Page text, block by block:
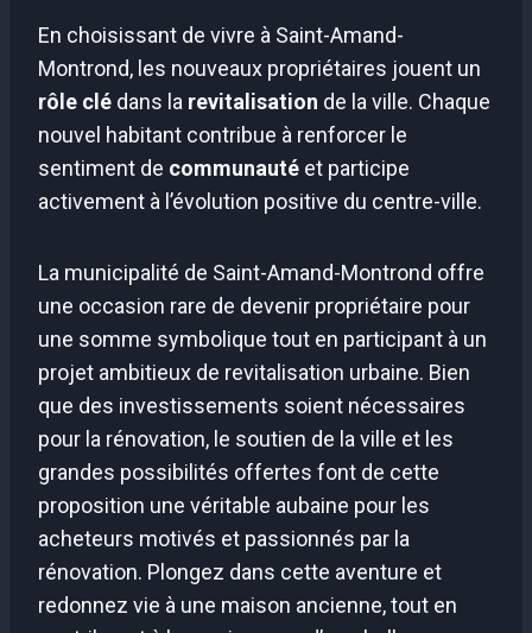
En choisissant de vivre à Saint-Amand-
Montrond, les nouveaux propriétaires jouent un
rôle clé dans la revitalisation de la ville. Chaque
nouvel habitant contribue à renforcer le
sentiment de communauté et participe
activement à l’évolution positive du centre-ville.
La municipalité de Saint-Amand-Montrond offre
une occasion rare de devenir propriétaire pour
une somme symbolique tout en participant à un
projet ambitieux de revitalisation urbaine. Bien
que des investissements soient nécessaires
pour la rénovation, le soutien de la ville et les
grandes possibilités offertes font de cette
proposition une véritable aubaine pour les
acheteurs motivés et passionnés par la
rénovation. Plongez dans cette aventure et
redonnez vie à une maison ancienne, tout en